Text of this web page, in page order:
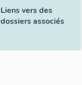
Liens vers des
dossiers associés